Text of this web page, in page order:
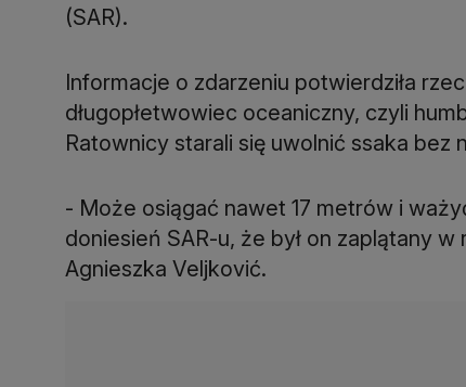
(SAR).
Informacje o zdarzeniu potwierdziła
długopłetwowiec oceaniczny, czyli
Ratownicy starali się uwolnić ssaka
- Może osiągać nawet 17 metrów i
doniesień SAR-u, że był on zaplątany
Agnieszka Veljković.